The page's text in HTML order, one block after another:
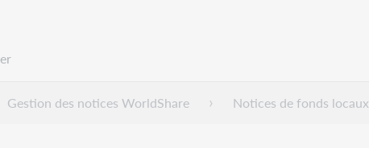
Gestion des notices WorldShare Notices de fonds locaux